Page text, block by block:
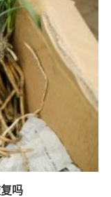
吗